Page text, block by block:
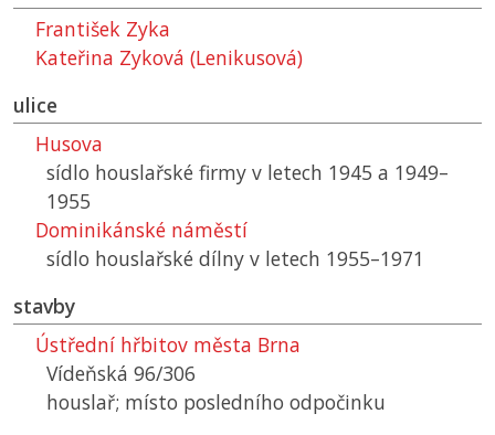
František Zyka
Kateřina Zyková (Lenikusová)
ulice
Husova
sídlo houslařské firmy v letech 1945 a 1949–
1955
Dominikánské náměstí
sídlo houslařské dílny v letech 1955–1971
stavby
Ústřední hřbitov města Brna
Vídeňská 96/306
houslař; místo posledního odpočinku